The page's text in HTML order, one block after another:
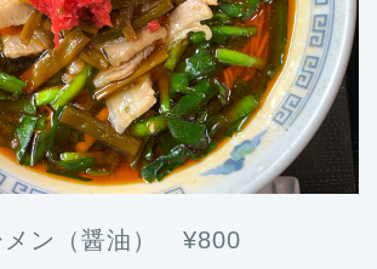
メン（醤油） ¥800